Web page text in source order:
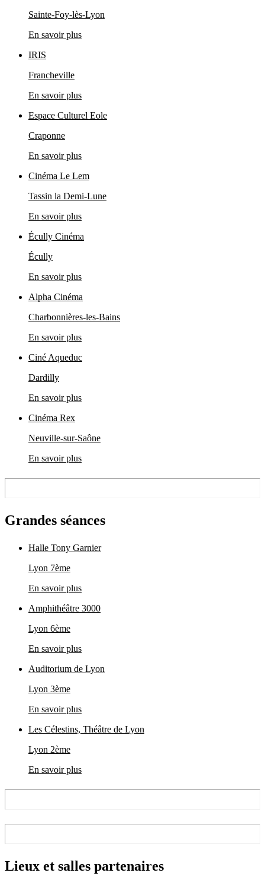
Sainte-Foy-lès-Lyon
En savoir plus
IRIS
Francheville
En savoir plus
Espace Culturel Eole
Craponne
En savoir plus
Cinéma Le Lem
Tassin la Demi-Lune
En savoir plus
Écully Cinéma
Écully
En savoir plus
Alpha Cinéma
Charbonnières-les-Bains
En savoir plus
Ciné Aqueduc
Dardilly
En savoir plus
Cinéma Rex
Neuville-sur-Saône
En savoir plus
Grandes séances
Halle Tony Garnier
Lyon 7ème
En savoir plus
Amphithéâtre 3000
Lyon 6ème
En savoir plus
Auditorium de Lyon
Lyon 3ème
En savoir plus
Les Célestins, Théâtre de Lyon
Lyon 2ème
En savoir plus
Lieux et salles partenaires